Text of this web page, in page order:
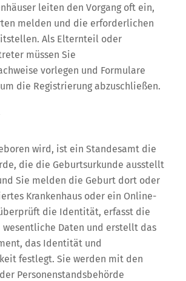
leiten den Vorgang oft ein,
melden und die erforderlichen
Als Elternteil oder
müssen Sie
vorlegen und Formulare
die Registrierung abzuschließen.
wird, ist ein Standesamt die
die die Geburtsurkunde ausstellt
Sie melden die Geburt dort oder
Krankenhaus oder ein Online-
die Identität, erfasst die
wesentliche Daten und erstellt das
das Identität und
festlegt. Sie werden mit den
Personenstandsbehörde